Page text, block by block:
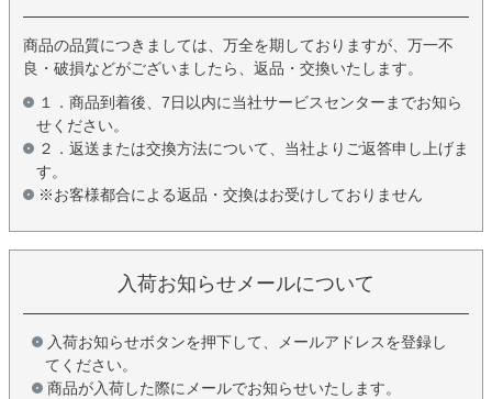
商品の品質につきましては、万全を期しておりますが、万一不
良・破損などがございましたら、返品・交換いたします。
１．商品到着後、7日以内に当社サービスセンターまでお知ら
せください。
２．返送または交換方法について、当社よりご返答申し上げま
す。
※お客様都合による返品・交換はお受けしておりません
入荷お知らせメールについて
入荷お知らせボタンを押下して、メールアドレスを登録し
てください。
商品が入荷した際にメールでお知らせいたします。